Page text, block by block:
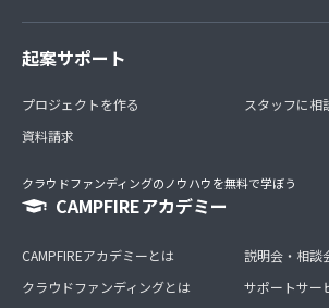
起案サポート
プロジェクトを作る
資料請求
スタッフに相
クラウドファンディングのノウハウを無料で学ぼう
CAMPFIREアカデミー
CAMPFIREアカデミーとは
クラウドファンディングとは
説明会・相談
サポートサー